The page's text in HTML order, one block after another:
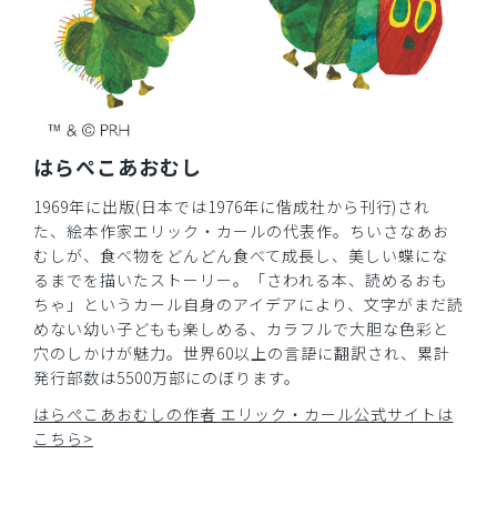
はらぺこあおむし
1969年に出版(日本では1976年に偕成社から刊行)され
た、絵本作家エリック・カールの代表作。ちいさなあお
むしが、食べ物をどんどん食べて成長し、美しい蝶にな
るまでを描いたストーリー。「さわれる本、読めるおも
ちゃ」というカール自身のアイデアにより、文字がまだ読
めない幼い子どもも楽しめる、カラフルで大胆な色彩と
穴のしかけが魅力。世界60以上の言語に翻訳され、累計
発行部数は5500万部にのぼります。
はらぺこあおむしの作者 エリック・カール公式サイトは
こちら>